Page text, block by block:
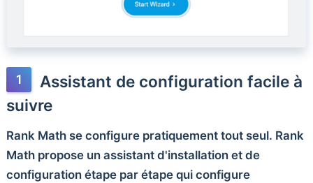
Assistant de configuration facile à
suivre
Rank Math se configure pratiquement tout seul. Rank
Math propose un assistant d'installation et de
configuration étape par étape qui configure